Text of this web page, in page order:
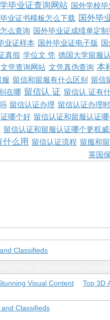
毕业证查询网站 国外学校
业证书模板怎么下载 国外毕
么查询
国外毕业证成绩单定
业证样本
国外毕业证电子版
真假 学位文 凭 德国大学留服
文凭查询网站 文凭真伪查询 本
服 留信和留服有什么区别
留信
在哪 留信认 证 留信认 证有
留信认证办理 留信认证办理
证哪个好 留信认证和留服认证
留信认证和留服认证哪个更权
什么用 留信认证流程 留服和
英国
Classifieds
Top 3D
Visual Content
Classifieds